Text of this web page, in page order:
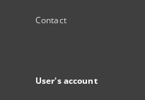
Contact
User's account